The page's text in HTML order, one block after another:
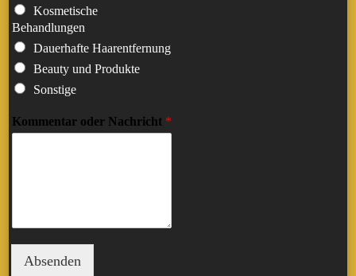
Kosmetische
Behandlungen
Dauerhafte Haarentfernung
Beauty und Produkte
Sonstige
Kommentar oder Nachricht *
Absenden